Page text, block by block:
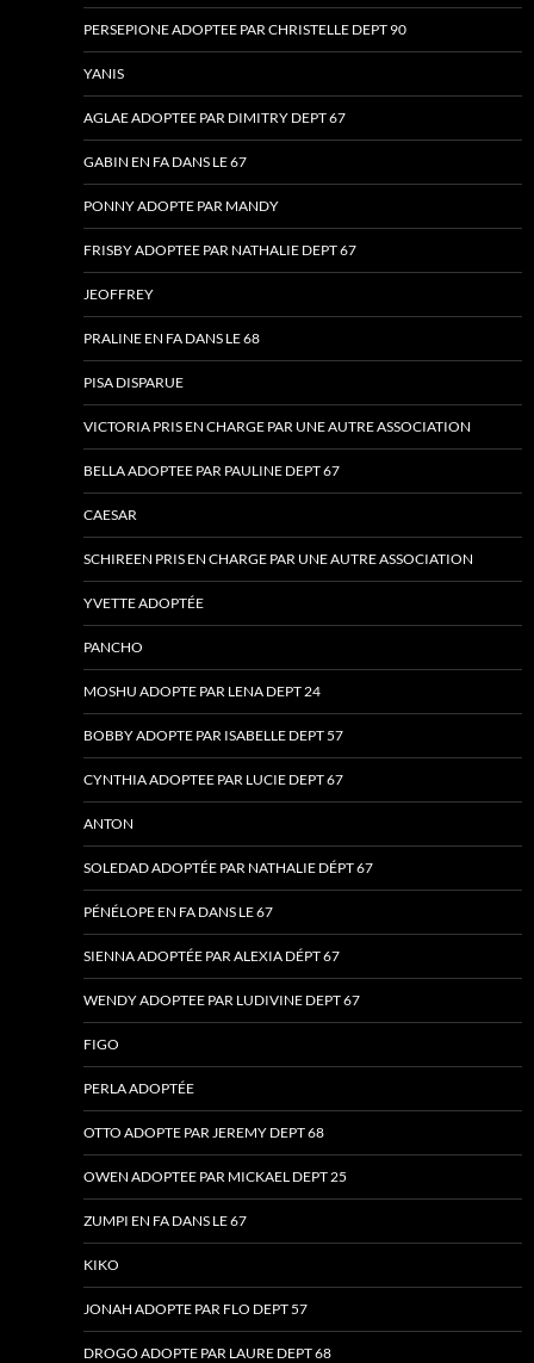
PERSEPIONE ADOPTEE PAR CHRISTELLE DEPT 90
YANIS
AGLAE ADOPTEE PAR DIMITRY DEPT 67
GABIN EN FA DANS LE 67
PONNY ADOPTE PAR MANDY
FRISBY ADOPTEE PAR NATHALIE DEPT 67
JEOFFREY
PRALINE EN FA DANS LE 68
PISA DISPARUE
VICTORIA PRIS EN CHARGE PAR UNE AUTRE ASSOCIATION
BELLA ADOPTEE PAR PAULINE DEPT 67
CAESAR
SCHIREEN PRIS EN CHARGE PAR UNE AUTRE ASSOCIATION
YVETTE ADOPTÉE
PANCHO
MOSHU ADOPTE PAR LENA DEPT 24
BOBBY ADOPTE PAR ISABELLE DEPT 57
CYNTHIA ADOPTEE PAR LUCIE DEPT 67
ANTON
SOLEDAD ADOPTÉE PAR NATHALIE DÉPT 67
PÉNÉLOPE EN FA DANS LE 67
SIENNA ADOPTÉE PAR ALEXIA DÉPT 67
WENDY ADOPTEE PAR LUDIVINE DEPT 67
FIGO
PERLA ADOPTÉE
OTTO ADOPTE PAR JEREMY DEPT 68
OWEN ADOPTEE PAR MICKAEL DEPT 25
ZUMPI EN FA DANS LE 67
KIKO
JONAH ADOPTE PAR FLO DEPT 57
DROGO ADOPTE PAR LAURE DEPT 68